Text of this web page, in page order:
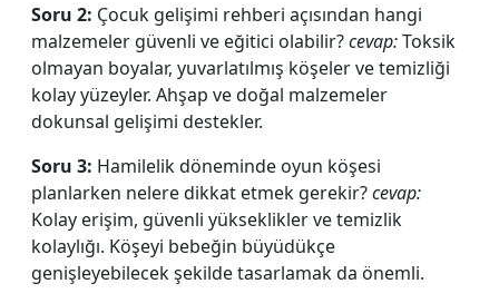
Soru 2: Çocuk gelişimi rehberi açısından hangi
malzemeler güvenli ve eğitici olabilir?cevap:Toksik
olmayan boyalar, yuvarlatılmış köşeler ve temizliği
kolay yüzeyler. Ahşap ve doğal malzemeler
dokunsal gelişimi destekler.
Soru 3: Hamilelik döneminde oyun köşesi
planlarken nelere dikkat etmek gerekir?cevap:
Kolay erişim, güvenli yükseklikler ve temizlik
kolaylığı. Köşeyi bebeğin büyüdükçe
genişleyebilecek şekilde tasarlamak da önemli.